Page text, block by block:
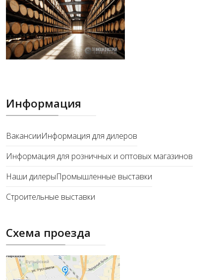
Информация
ВакансииИнформация для дилеров
Информация для розничных и оптовых магазинов
Наши дилерыПромышленные выставки
Строительные выставки
Схема проезда